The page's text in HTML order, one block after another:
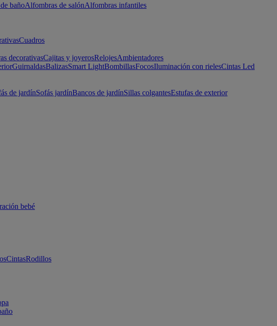
bañoAlfombras de salónAlfombras infantiles
Cuadros
decorativasCajitas y joyerosRelojesAmbientadores
GuirnaldasBalizasSmart LightBombillasFocosIluminación con rielesCintas Led
de jardínSofás jardínBancos de jardínSillas colgantesEstufas de exterior
bebé
CintasRodillos